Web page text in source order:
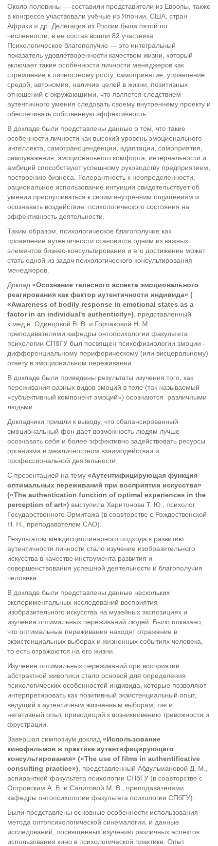
Около половины — составили представители из Европы, также
в конгрессе участвовали учёные из Японии, США, стран
Африки и др. Делегация из России была пятой по
численности, в ее состав вошли 82 участника.
Психологическое благополучие — это интегральный
показатель удовлетворенности качеством жизни, который
включает такие особенности личности менеджеров как
стремление к личностному росту, самопринятие, управление
средой, автономия, наличие целей в жизни, позитивных
отношений с окружающими, что является следствием
аутентичного умения следовать своему внутреннему проекту и
обеспечивать собственную эффективность.
В докладе были представлены данные о том, что такие
особенности личности как высокий уровень эмоционального
интеллекта, самотрансценденции, адаптации, самоприятия,
самоуважения, эмоционального комфорта, интернальности и
амбиций способствуют успешному руководству предприятием,
построению бизнеса. Толерантность к неопределенности,
рациональное использование интуиции свидетельствует об
умении прислушиваться к своим внутренним ощущениям и
осознавать воздействие психологического состояния на
эффективность деятельности.
Таким образом, психологическое благополучие как
проявление аутентичности становится одним из важных
элементов бизнес-консультирования и его достижение может
стать одной из задач психологического консультирования
менеджеров.
Доклад «Осознание телесного аспекта эмоционального
реагирования как фактор аутентичности индивида» (
«Awareness of bodily response in emotional states as a
factor in an individual's authenticity») , представленный
к.мед.н. Одинцовой В. В. и Горчаковой Н. М.,
преподавателями кафедры онтопсихологии факультета
психологии СПбГУ был посвящен психофизиологии эмоции -
дифференциальному периферическому (или висцеральному)
ответу в эмоциональном переживании.
В докладе были приведены результаты изучения того, как
переживания разных видов эмоций в теле (так называемый
«субъективный компонент эмоций») осознаются различными
людьми.
Докладчики пришли к выводу, что сбалансированный
эмоциональный фон дает возможность людям лучше
осознавать себя и более эффективно задействовать ресурсы
организма в межличностном взаимодействии и
профессиональной деятельности.
С презентацией на тему «Аутентифицирующая функция
оптимальных переживаний при восприятии искусства»
(«The authentication function of optimal experiences in the
perception of art») выступила Харитонова Т. Ю., психолог
Государственного Эрмитажа (в соавторстве с Рождественской
Н. Н., преподавателем САО).
Результатом междисциплинарного подхода к развитию
аутентичности личности стало изучение изобразительного
искусства в качестве инструмента развития и
совершенствования успешной деятельности и благополучия
человека.
В докладе были представлены данные нескольких
экспериментальных исследований восприятия
изобразительного искусства на музейных экспозициях и
изучения оптимальных переживаний людей. Было показано,
что оптимальные переживания находят отражение в
экзистенциальных выборах и жизненных событиях человека,
то есть отражаются на его жизни.
Изучение оптимальных переживаний при восприятии
абстрактной живописи стало основой для определения
психологических особенностей индивида, которые позволяют
интерпретировать как позитивный экзистенциальный опыт,
ведущий к аутентичным жизненным выборам, так и
негативный опыт, приводящий к возникновению тревожности и
фрустрации.
Завершал симпозиум доклад «Использование
кинофильмов в практике аутентифицирующего
консультирования» («The use of films in authentificative
consulting practice») , представленный Абдульмановой Д. М.,
аспиранткой факультета психологии СПбГУ (в соавторстве с
Островским А. В. и Салитовой М. В., преподавателями
кафедры онтопсихологии факультета психологии СПбГУ).
Были представлены основные особенности использования
метода онтопсихологической синемалогии, и данные
исследований, посвященных изучению различных аспектов
использования кино в психологической практике. Опыт